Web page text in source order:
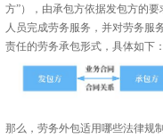
方”），由承包方依据发包方的
人员完成劳务服务，并对劳务服
责任的劳务承包形式，具体如下：
那么，劳务外包适用哪些法律规